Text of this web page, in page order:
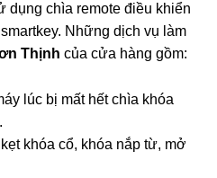
dụng chìa remote điều khiển
Những dịch vụ làm
Thịnhcủa cửa hàng gồm:
lúc bị mất hết chìa khóa
khóa cổ, khóa nắp từ, mở